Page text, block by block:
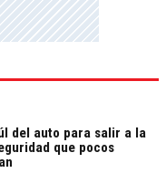
del auto para salir a la
que pocos